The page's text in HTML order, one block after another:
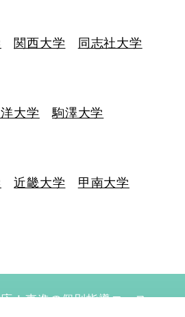
関西大学
同志社大学
大学
駒澤大学
近畿大学
甲南大学
！東進の個別指導コース